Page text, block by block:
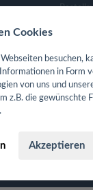
Eigene
Cookies
besuchen,
in Form
von uns und
z.B. die gewünschte
Akzeptieren